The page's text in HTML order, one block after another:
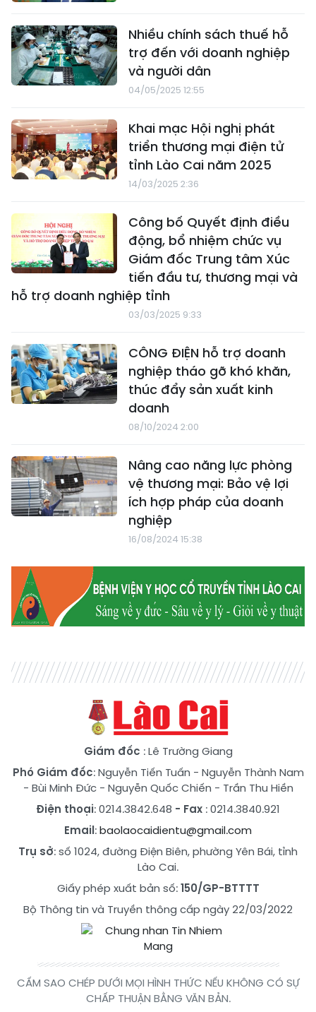
Nhiều chính sách thuế hỗ
trợ đến với doanh nghiệp
và người dân
04/05/2025 12:55
Khai mạc Hội nghị phát
triển thương mại điện tử
tỉnh Lào Cai năm 2025
14/03/2025 2:36
Công bố Quyết định điều
động, bổ nhiệm chức vụ
Giám đốc Trung tâm Xúc
tiến đầu tư, thương mại và
hỗ trợ doanh nghiệp tỉnh
03/03/2025 9:33
CÔNG ĐIỆN hỗ trợ doanh
nghiệp tháo gỡ khó khăn,
thúc đẩy sản xuất kinh
doanh
08/10/2024 2:00
Nâng cao năng lực phòng
vệ thương mại: Bảo vệ lợi
ích hợp pháp của doanh
nghiệp
16/08/2024 15:38
Giám đốc : Lê Trường Giang
Phó Giám đốc:Nguyễn Tiến Tuấn - Nguyễn Thành Nam
- Bùi Minh Đức- Nguyễn Quốc Chiến - Trần Thu Hiền
Điện thoại: 0214.3842.648 - Fax : 0214.3840.921
Email:baolaocaidientu@gmail.com
Trụ sở: số 1024, đường Điện Biên, phường Yên Bái, tỉnh
Lào Cai.
Giấy phép xuất bản số:150/GP-BTTTT
Bộ Thông tin và Truyền thông cấp ngày 22/03/2022
CẤM SAO CHÉP DƯỚI MỌI HÌNH THỨC NẾU KHÔNG CÓ SỰ
CHẤP THUẬN BẰNG VĂN BẢN.